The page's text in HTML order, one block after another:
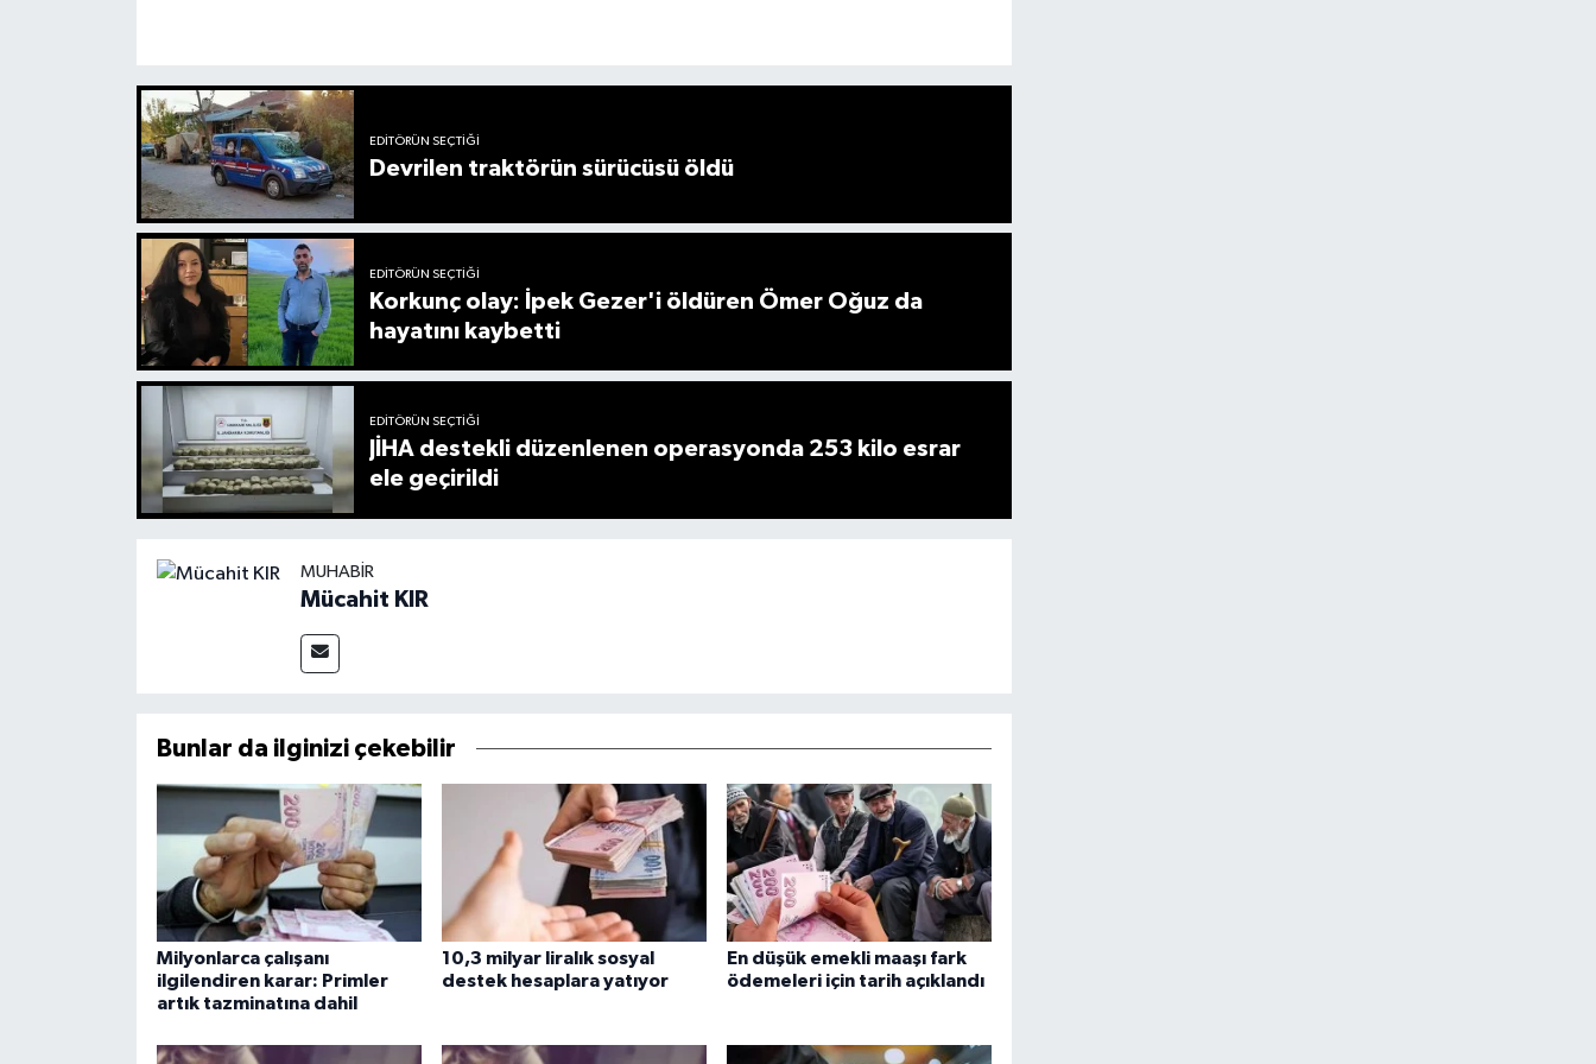
EDITÖRÜN SEÇTIĞI
Devrilen traktörün sürücüsü öldü
EDITÖRÜN SEÇTIĞI
Korkunç olay: İpek Gezer'i öldüren Ömer Oğuz da
hayatını kaybetti
EDITÖRÜN SEÇTIĞI
JİHA destekli düzenlenen operasyonda 253 kilo esrar
ele geçirildi
MUHABIR
Mücahit KIR
Bunlar da ilginizi çekebilir
Milyonlarca çalışanı
ilgilendiren karar: Primler
artık tazminatına dahil
10,3 milyar liralık sosyal
destek hesaplara yatıyor
En düşük emekli maaşı fark
ödemeleri için tarih açıklandı